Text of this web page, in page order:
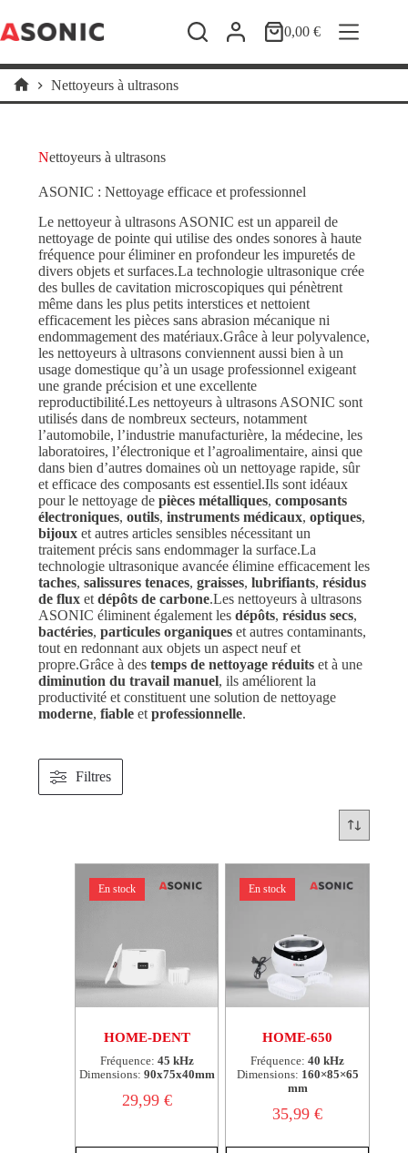
au
contenu
Panier0,00€
Accueil
Nettoyeurs à ultrasons
Nettoyeurs à ultrasons
ASONIC : Nettoyage efficace et professionnel
Le nettoyeur à ultrasons ASONIC est un appareil de
nettoyage de pointe qui utilise des ondes sonores à haute
fréquence pour éliminer en profondeur les impuretés de
divers objets et surfaces.La technologie ultrasonique crée
des bulles de cavitation microscopiques qui pénètrent
même dans les plus petits interstices et nettoient
efficacement les pièces sans abrasion mécanique ni
endommagement des matériaux.Grâce à leur polyvalence,
les nettoyeurs à ultrasons conviennent aussi bien à un
usage domestique qu’à un usage professionnel exigeant
une grande précision et une excellente
reproductibilité.Les nettoyeurs à ultrasons ASONIC sont
utilisés dans de nombreux secteurs, notamment
l’automobile, l’industrie manufacturière, la médecine, les
laboratoires, l’électronique et l’agroalimentaire, ainsi que
dans bien d’autres domaines où un nettoyage rapide, sûr
et efficace des composants est essentiel.Ils sont idéaux
pour le nettoyage de pièces métalliques, composants
électroniques, outils, instruments médicaux, optiques,
bijouxet autres articles sensibles nécessitant un
traitement précis sans endommager la surface.La
technologie ultrasonique avancée élimine efficacement les
taches, salissures tenaces, graisses, lubrifiants, résidus
de fluxet dépôts de carbone.Les nettoyeurs à ultrasons
ASONIC éliminent également les dépôts, résidus secs,
bactéries, particules organiqueset autres contaminants,
tout en redonnant aux objets un aspect neuf et
propre.Grâce à des temps de nettoyage réduitset à une
diminution du travail manuel, ils améliorent la
productivité et constituent une solution de nettoyage
moderne, fiableet professionnelle.
Filtres
En stock
HOME-DENT
Fréquence: 45 kHz
Dimensions: 90x75x40mm
29,99 €
En stock
HOME-650
Fréquence: 40 kHz
Dimensions: 160×85×65
mm
35,99€